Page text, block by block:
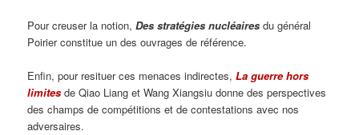
Pour creuser la notion,Des stratégies nucléaires du général
Poirier constitue un des ouvrages de référence.
Enfin, pour resituer ces menaces indirectes,La guerre hors
limites de Qiao Liang et Wang Xiangsiu donne des perspectives
des champs de compétitions et de contestations avec nos
adversaires.